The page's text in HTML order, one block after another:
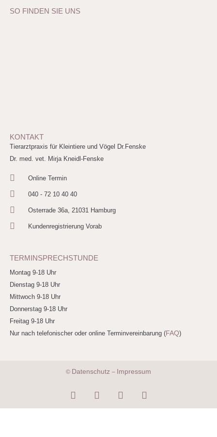
SO FINDEN SIE UNS
KONTAKT
Tierarztpraxis für Kleintiere und Vögel Dr.Fenske
Dr. med. vet. Mirja Kneidl-Fenske
Online Termin
040 - 72 10 40 40
Osterrade 36a, 21031 Hamburg
Kundenregistrierung Vorab
TERMINSPRECHSTUNDE
Montag 9-18 Uhr
Dienstag 9-18 Uhr
Mittwoch 9-18 Uhr
Donnerstag 9-18 Uhr
Freitag 9-18 Uhr
Nur nach telefonischer oder online Terminvereinbarung (FAQ)
© Datenschutz – Impressum